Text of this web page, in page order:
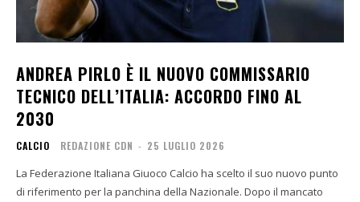
ANDREA PIRLO È IL NUOVO COMMISSARIO
TECNICO DELL’ITALIA: ACCORDO FINO AL
2030
CALCIO REDAZIONE CDN - 25 LUGLIO 2026
La Federazione Italiana Giuoco Calcio ha scelto il suo nuovo punto
di riferimento per la panchina della Nazionale. Dopo il mancato